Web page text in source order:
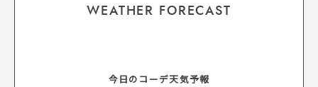
WEATHER FORECAST
今日のコーデ天気予報